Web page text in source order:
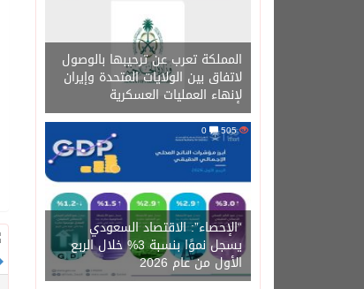
المملكة تعرب عن ترحيبها بالوصول
لاتفاق بين الولايات المتحدة وإيران
لإنهاء العمليات العسكرية
505
“الإحصاء”: الاقتصاد السعودي
يسجل نموًا بنسبة 3% خلال الربع
الأول من عام 2026